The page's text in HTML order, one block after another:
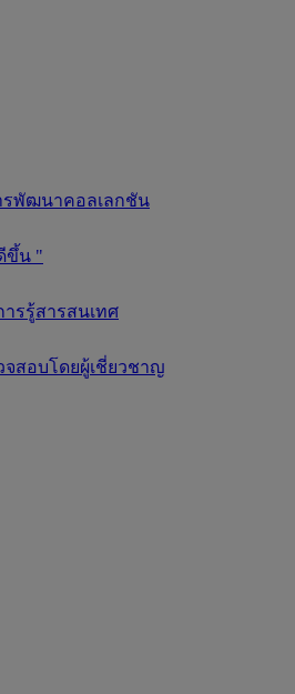
รพัฒนาคอลเลกชัน
ขึ้น "
รรู้สารสนเทศ
สอบโดยผู้เชี่ยวชาญ